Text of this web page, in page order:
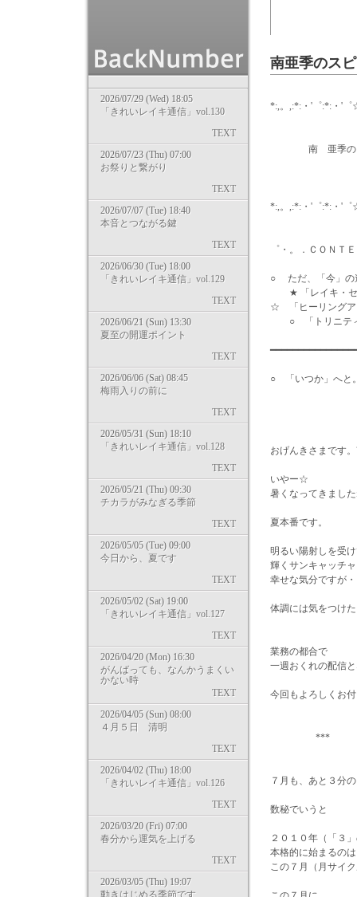
2026/07/29 (Wed) 18:05
「きれいレイキ通信」vol.130
TEXT
2026/07/23 (Thu) 07:00
お祭りと繋がり
TEXT
2026/07/07 (Tue) 18:40
本音とつながる鍵
TEXT
2026/06/30 (Tue) 18:00
「きれいレイキ通信」vol.129
TEXT
2026/06/21 (Sun) 13:30
夏至の開運ポイント
TEXT
2026/06/06 (Sat) 08:45
梅雨入りの前に
TEXT
2026/05/31 (Sun) 18:10
「きれいレイキ通信」vol.128
TEXT
2026/05/21 (Thu) 09:30
チカラがみなぎる季節
TEXT
2026/05/05 (Tue) 09:00
今日から、夏です
TEXT
2026/05/02 (Sat) 19:00
「きれいレイキ通信」vol.127
TEXT
2026/04/20 (Mon) 16:30
がんばっても、なんかうまくい
かない時
TEXT
2026/04/05 (Sun) 08:00
４月５日 清明
TEXT
2026/04/02 (Thu) 18:00
「きれいレイキ通信」vol.126
TEXT
2026/03/20 (Fri) 07:00
春分から運気を上げる
TEXT
2026/03/05 (Thu) 19:07
動きはじめる季節です
南亜季のス
*:,。,:*:・'゜:*:・'
南 亜季の
*:,。,:*:・'゜:*:・'
゜・。．Ｃ
○ ただ、「今」の
★ 「レイキ・セ
☆ 「ヒーリング
○ 「トリニティ
○ 「いつか」へと
おげんきさまです
いやー☆
暑くなってきまし
夏本番です。
明るい陽射しを受
輝くサンキャッチ
幸せな気分ですが
体調には気をつけ
業務の都合で
一週おくれの配信
今回もよろしくお
***
７月も、あと３分
数秘でいうと
２０１０年（「３
本格的に始まるのは
この７月（月サイ